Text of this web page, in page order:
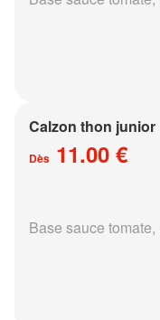
Calzon thon junior
Dès 11.00 €
Base sauce